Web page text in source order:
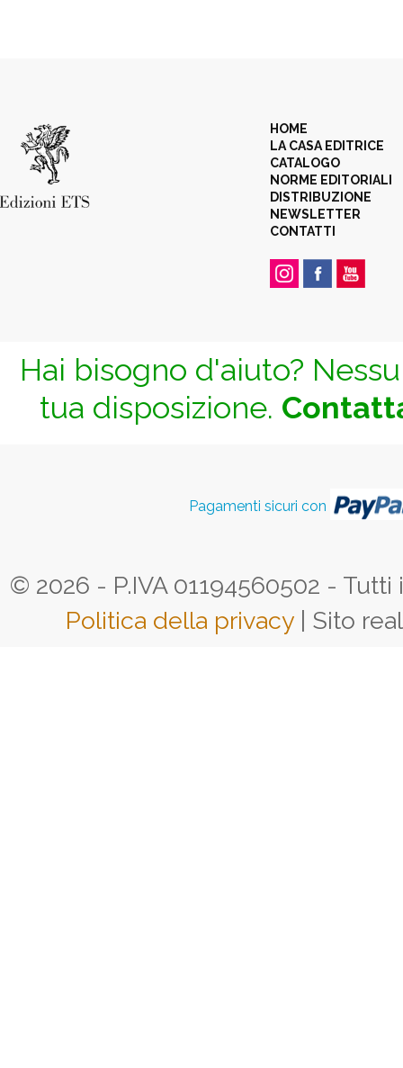
HOME
LA CASA EDITRICE
CATALOGO
NORME EDITORIALI
DISTRIBUZIONE
NEWSLETTER
CONTATTI
Hai bisogno d'aiuto?
tua disposizione.
Pagamenti sicuri con
© 2026 - P.IVA 01194560502 -
Politica della privacy | Sito